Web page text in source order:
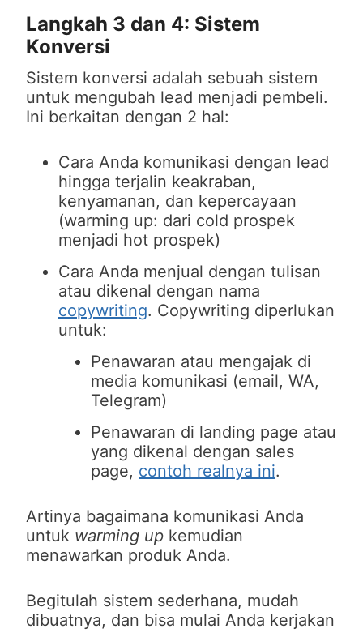
Langkah 3 dan 4: Sistem
Konversi
Sistem konversi adalah sebuah sistem
untuk mengubah lead menjadi pembeli.
Ini berkaitan dengan 2 hal:
Cara Anda komunikasi dengan lead
hingga terjalin keakraban,
kenyamanan, dan kepercayaan
(warming up: dari cold prospek
menjadi hot prospek)
Cara Anda menjual dengan tulisan
atau dikenal dengan nama
copywriting. Copywriting diperlukan
untuk:
Penawaran atau mengajak di
media komunikasi (email, WA,
Telegram)
Penawaran di landing page atau
yang dikenal dengan sales
page, contoh realnya ini.
Artinya bagaimana komunikasi Anda
untuk warming up kemudian
menawarkan produk Anda.
Begitulah sistem sederhana, mudah
dibuatnya, dan bisa mulai Anda kerjakan